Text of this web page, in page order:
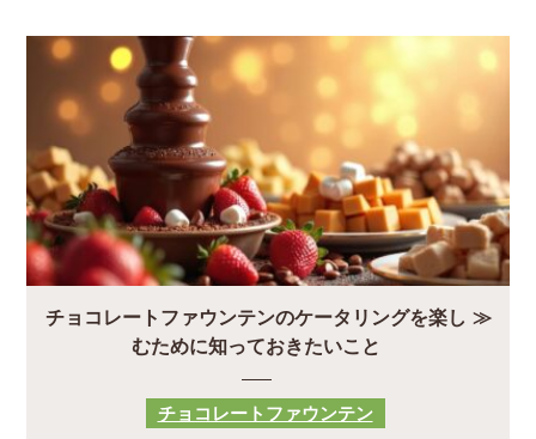
チョコレートファウンテンのケータリングを楽し
むために知っておきたいこと
チョコレートファウンテン